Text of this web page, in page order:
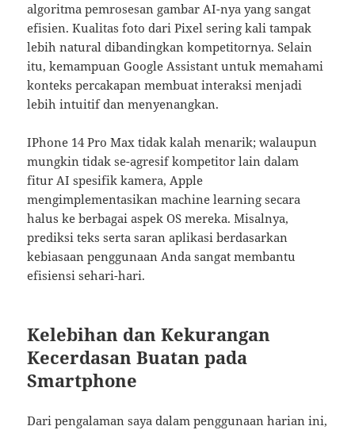
algoritma pemrosesan gambar AI-nya yang sangat
efisien. Kualitas foto dari Pixel sering kali tampak
lebih natural dibandingkan kompetitornya. Selain
itu, kemampuan Google Assistant untuk memahami
konteks percakapan membuat interaksi menjadi
lebih intuitif dan menyenangkan.
IPhone 14 Pro Max tidak kalah menarik; walaupun
mungkin tidak se-agresif kompetitor lain dalam
fitur AI spesifik kamera, Apple
mengimplementasikan machine learning secara
halus ke berbagai aspek OS mereka. Misalnya,
prediksi teks serta saran aplikasi berdasarkan
kebiasaan penggunaan Anda sangat membantu
efisiensi sehari-hari.
Kelebihan dan Kekurangan
Kecerdasan Buatan pada
Smartphone
Dari pengalaman saya dalam penggunaan harian ini,